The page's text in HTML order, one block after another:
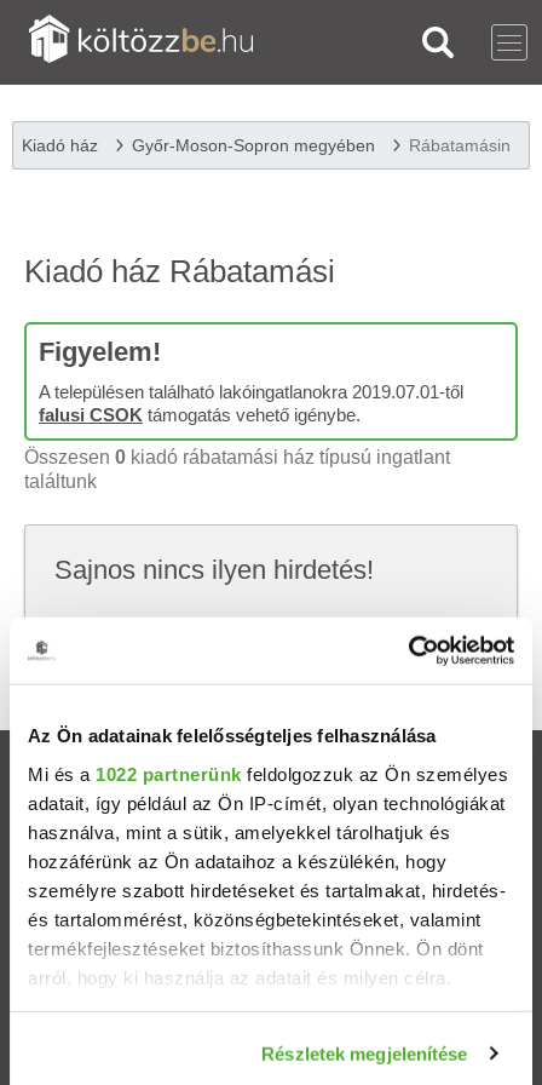
Az Ön adatainak felelősségteljes felhasználása
Mi és a 1022 partnerünk feldolgozzuk az Ön személyes
adatait, így például az Ön IP-címét, olyan technológiákat
használva, mint a sütik, amelyekkel tárolhatjuk és
hozzáférünk az Ön adataihoz a készülékén, hogy
személyre szabott hirdetéseket és tartalmakat, hirdetés-
és tartalommérést, közönségbetekintéseket, valamint
termékfejlesztéseket biztosíthassunk Önnek. Ön dönt
arról, hogy ki használja az adatait és milyen célra.
Információgyűjtés az Ön földrajzi elhelyezkedéséről
Részletek megjelenítése
Kiadó ház Győr-Moson-Sopron megyében Rábatamásin
Kiadó ház Rábatamási
Figyelem!
A településen található lakóingatlanokra 2019.07.01-től
falusi CSOK támogatás vehető igénybe.
Összesen 0 kiadó rábatamási ház típusú ingatlant
találtunk
Sajnos nincs ilyen hirdetés!
keresni, hátha akkor megtalálod, amit keresel.
Ingatlanok
Eladó házak
Eladó lakások
Települések